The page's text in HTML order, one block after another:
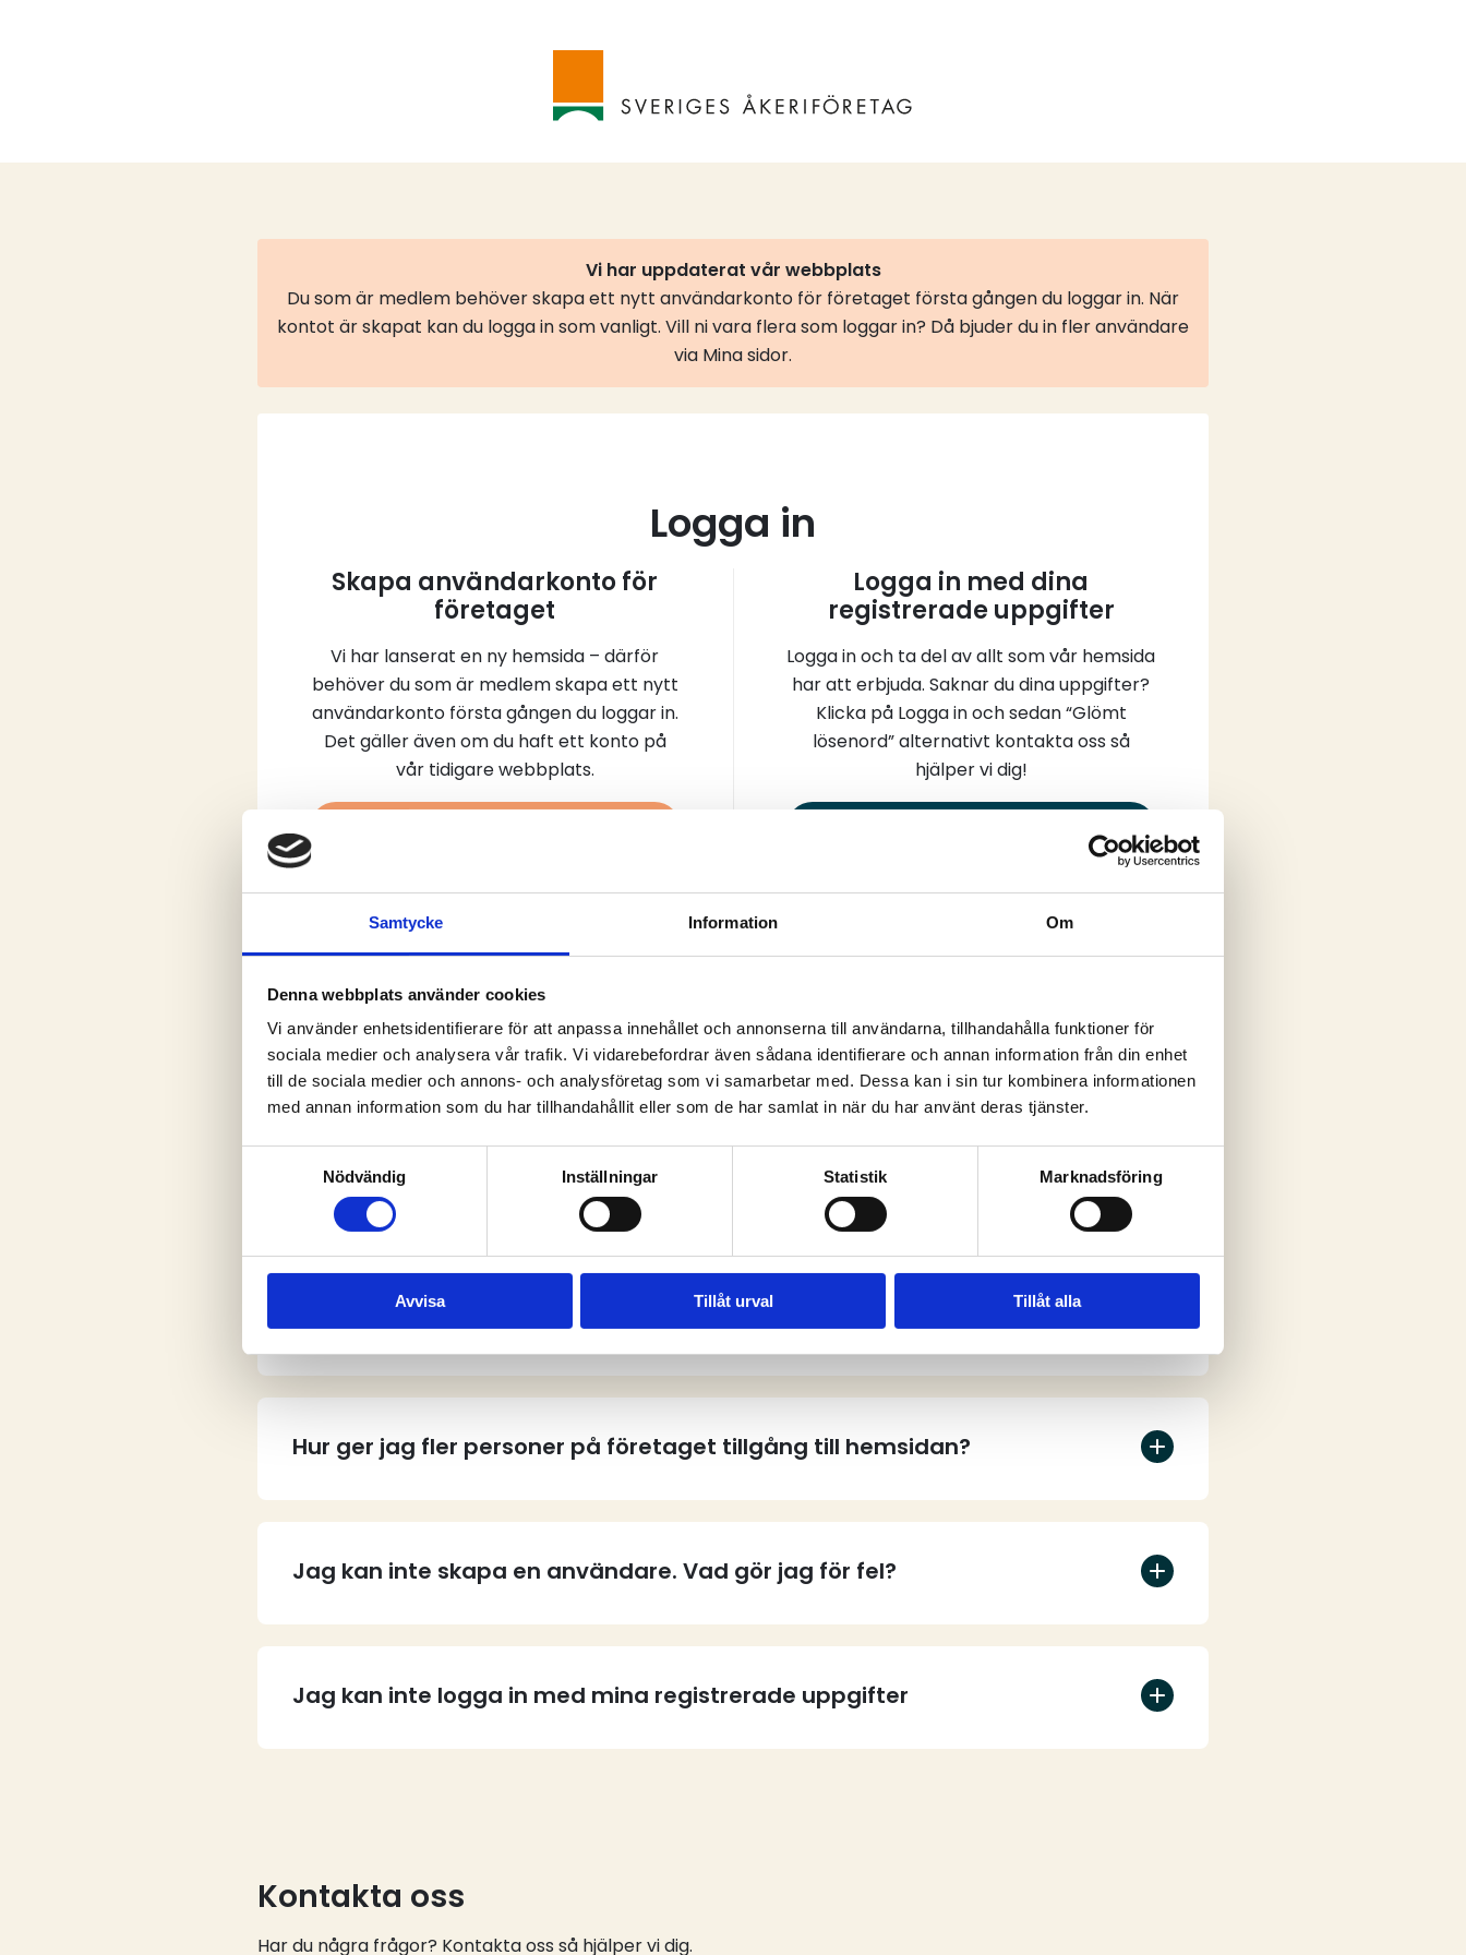
Samtycke Information Om
Denna webbplats använder cookies
Vi använder enhetsidentifierare för att anpassa innehållet och annonserna till användarna, tillhandahålla funktioner för
sociala medier och analysera vår trafik. Vi vidarebefordrar även sådana identifierare och annan information från din enhet
till de sociala medier och annons- och analysföretag som vi samarbetar med. Dessa kan i sin tur kombinera informationen
med annan information som du har tillhandahållit eller som de har samlat in när du har använt deras tjänster.
Nödvändig
Inställningar Statistik Marknadsföring
Avvisa Tillåt urval Tillåt alla
Vi har uppdaterat vår webbplats
Du som är medlem behöver skapa ett nytt användarkonto för företaget första gången du loggar in. När
kontot är skapat kan du logga in som vanligt. Vill ni vara flera som loggar in? Då bjuder du in fler användare
via Mina sidor.
Logga in
Skapa användarkonto för
företaget
Vi har lanserat en ny hemsida – därför
behöver du som är medlem skapa ett nytt
användarkonto första gången du loggar in.
Det gäller även om du haft ett konto på
vår tidigare webbplats.
Logga in med dina
registrerade uppgifter
Logga in och ta del av allt som vår hemsida
har att erbjuda. Saknar du dina uppgifter?
Klicka på Logga in och sedan “Glömt
lösenord” alternativt kontakta oss så
hjälper vi dig!
Vanliga frågor och svar
Vem kan skapa ett användarkonto på hemsidan?
Hur skapar jag ett användarkonto?
Hur ger jag fler personer på företaget tillgång till hemsidan?
Jag kan inte skapa en användare. Vad gör jag för fel?
Jag kan inte logga in med mina registrerade uppgifter
Kontakta oss
Har du några frågor? Kontakta oss så hjälper vi dig.